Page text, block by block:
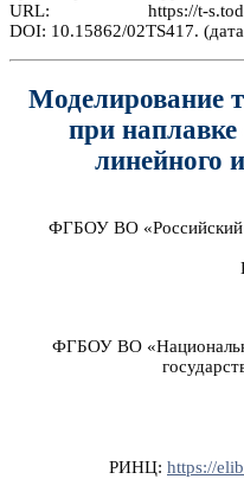
URL: https://t-
DOI: 10.15862/02TS417.
Моделирование
при наплавке
линейного
ФГБОУ ВО «Российский
ФГБОУ ВО
РИНЦ: https://